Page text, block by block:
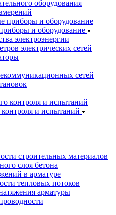
оборудования
и оборудование
электроэнергии
электрических сетей
сетей
и испытаний
строительных материалов
слоя бетона
в арматуре
тепловых потоков
арматуры